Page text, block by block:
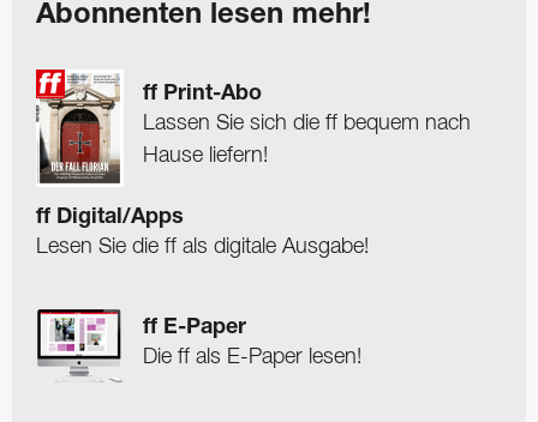
Abonnenten lesen mehr!
ff Print-Abo
Lassen Sie sich die ff bequem nach
Hause liefern!
ff Digital/Apps
Lesen Sie die ff als digitale Ausgabe!
ff E-Paper
Die ff als E-Paper lesen!